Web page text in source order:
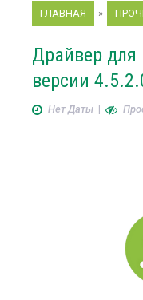
ГЛАВНАЯ »
Драйвер для
версии
Нет Даты|